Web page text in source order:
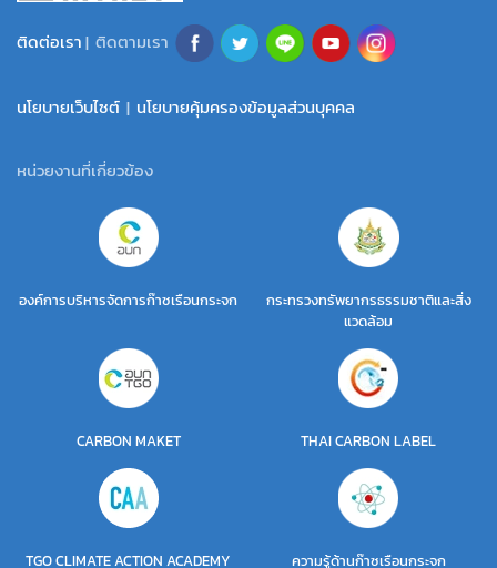
ติดต่อเรา| ติดตามเรา
นโยบายเว็บไซต์ | นโยบายคุ้มครองข้อมูลส่วนบุคคล
หน่วยงานที่เกี่ยวข้อง
องค์การบริหารจัดการก๊าซเรือนกระจก
กระทรวงทรัพยากรธรรมชาติและสิ่ง
แวดล้อม
CARBON MAKET THAI CARBON LABEL
TGO CLIMATE ACTION ACADEMY ความรู้ด้านก๊าซเรือนกระจก